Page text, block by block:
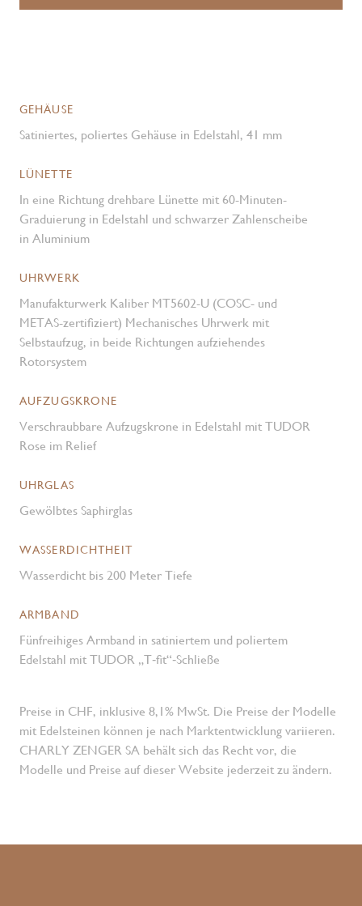
GEHÄUSE
Satiniertes, poliertes Gehäuse in Edelstahl, 41 mm
LÜNETTE
In eine Richtung drehbare Lünette mit 60-Minuten-
Graduierung in Edelstahl und schwarzer Zahlenscheibe
in Aluminium
UHRWERK
Manufakturwerk Kaliber MT5602-U (COSC- und
METAS-zertifiziert) Mechanisches Uhrwerk mit
Selbstaufzug, in beide Richtungen aufziehendes
Rotorsystem
AUFZUGSKRONE
Verschraubbare Aufzugskrone in Edelstahl mit TUDOR
Rose im Relief
UHRGLAS
Gewölbtes Saphirglas
WASSERDICHTHEIT
Wasserdicht bis 200 Meter Tiefe
ARMBAND
Fünfreihiges Armband in satiniertem und poliertem
Edelstahl mit TUDOR „T‑fit“‑Schließe
Preise in CHF, inklusive 8,1% MwSt. Die Preise der Modelle
mit Edelsteinen können je nach Marktentwicklung variieren.
CHARLY ZENGER SA behält sich das Recht vor, die
Modelle und Preise auf dieser Website jederzeit zu ändern.